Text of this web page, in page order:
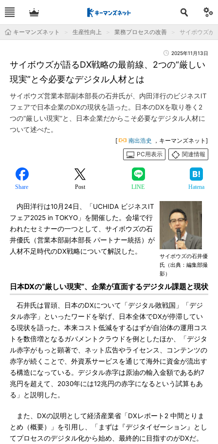
キーマンズネット 生産性向上 業務プロセスの改善 サイボウズが
2025年11月13日
サイボウズが語るDX戦略の最前線、2つの“厳しい
現実”と今必要なデジタル人材とは
サイボウズ営業本部副本部長の石井氏が、内田洋行のビジネスIT
フェアで日本企業のDXの現状を語った。日本のDXを取り巻く2
つの“厳しい現実”と、日本企業だからこそ必要なデジタル人材に
ついて述べた。
[ 南出浩史
，キーマンズネット]
PC用表示
関連情報
Share Post LINE Hatena
サイボウズの石井優
氏（出典：編集部撮
影）
内田洋行は10月24日、「UCHIDA ビジネスIT
フェア2025 in TOKYO」を開催した。会場で行
われたセミナーの一つとして、サイボウズの石
井優氏（営業本部副本部長 パートナー統括）が
人材不足時代のDX戦略について解説した。
日本DXの“厳しい現実”、企業が直面するデジタル課題と現状
石井氏は冒頭、日本のDXについて「デジタル敗戦国」「デジ
タル赤字」といったワードを挙げ、日本全体でDXが停滞してい
る現状を語った。本来コスト低減をするはずが自治体の運用コス
トを数倍増となるガバメントクラウドを例としたほか、「デジタ
ル赤字がもっと顕著で、ネット広告やライセンス、コンテンツの
赤字が続くことで、外資系サービスを通じて海外に資金が流出す
る構造になっている。デジタル赤字は原油の輸入金額である約7
兆円を超えて、2030年には12兆円の赤字になるという試算もあ
る」と説明した。
また、DXの説明として経済産業省「DXレポート2 中間とりま
とめ（概要）」を引用し、「まずは『デジタイゼーション』とし
てプロセスのデジタル化から始め、最終的に目指すのがDXだ。